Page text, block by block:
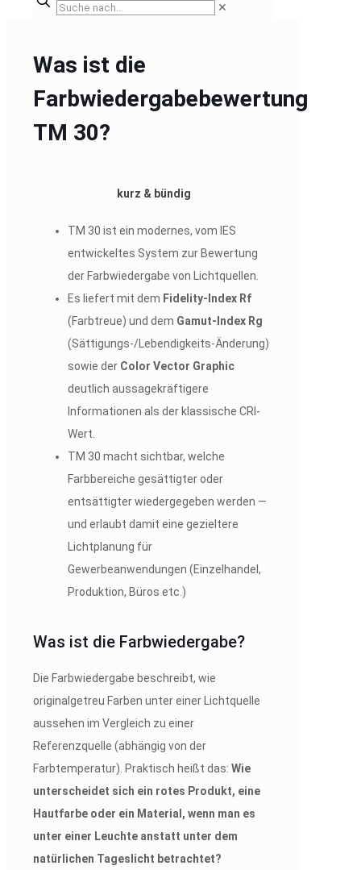
✕
Was ist die
Farbwiedergabebewertung
TM 30?
kurz & bündig
TM 30 ist ein modernes, vom IES
entwickeltes System zur Bewertung
der Farbwiedergabe von Lichtquellen.
Es liefert mit dem Fidelity-Index Rf
(Farbtreue) und dem Gamut-Index Rg
(Sättigungs-/Lebendigkeits-Änderung)
sowie der Color Vector Graphic
deutlich aussagekräftigere
Informationen als der klassische CRI-
Wert.
TM 30 macht sichtbar, welche
Farbbereiche gesättigter oder
entsättigter wiedergegeben werden —
und erlaubt damit eine gezieltere
Lichtplanung für
Gewerbeanwendungen (Einzelhandel,
Produktion, Büros etc.)
Was ist die Farbwiedergabe?
Die Farbwiedergabe beschreibt, wie
originalgetreu Farben unter einer Lichtquelle
aussehen im Vergleich zu einer
Referenzquelle (abhängig von der
Farbtemperatur). Praktisch heißt das: Wie
unterscheidet sich ein rotes Produkt, eine
Hautfarbe oder ein Material, wenn man es
unter einer Leuchte anstatt unter dem
natürlichen Tageslicht betrachtet?